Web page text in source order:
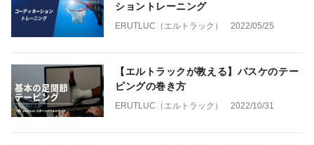
ショントレーニング
ERUTLUC（エルトラック） 2022/05/25
【エルトラックが教える】バスケのテー
ピングの巻き方
ERUTLUC（エルトラック） 2022/10/31